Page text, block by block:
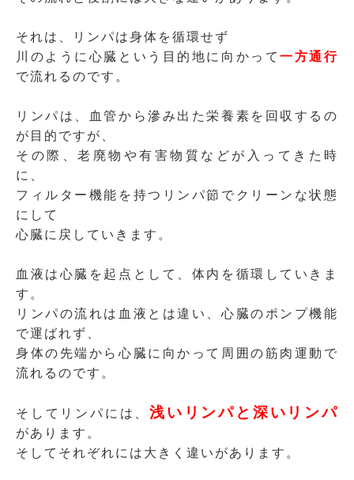
それは、リンパは身体を循環せず
川のように心臓という目的地に向かって一方通行
で流れるのです。
リンパは、血管から滲み出た栄養素を回収するの
が目的ですが、
その際、老廃物や有害物質などが入ってきた時
に、
フィルター機能を持つリンパ節でクリーンな状態
にして
心臓に戻していきます。
血液は心臓を起点として、体内を循環していきま
す。
リンパの流れは血液とは違い、心臓のポンプ機能
で運ばれず、
身体の先端から心臓に向かって周囲の筋肉運動で
流れるのです。
そしてリンパには、浅いリンパと深いリンパ
があります。
そしてそれぞれには大きく違いがあります。